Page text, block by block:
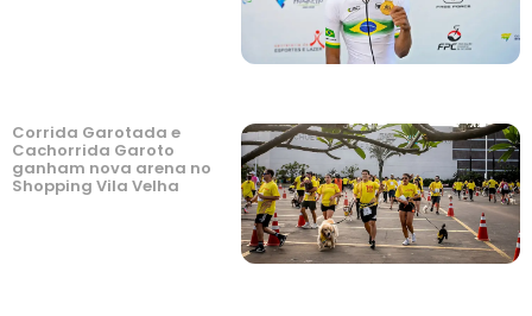
Corrida Garotada e
Cachorrida Garoto
ganham nova arena no
Shopping Vila Velha